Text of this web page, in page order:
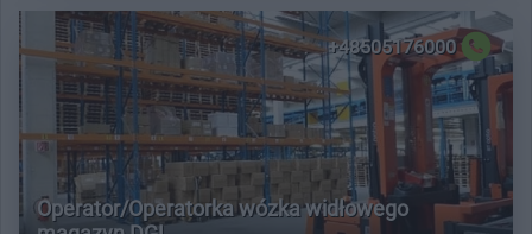
+48505176000
Operator/Operatorka wózka widłowego